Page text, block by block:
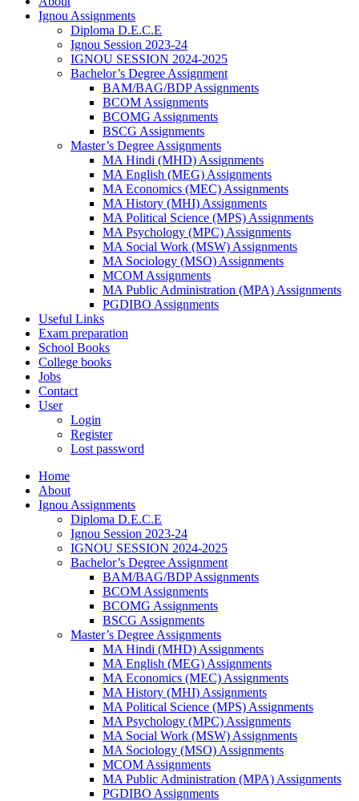
Ignou Assignments
Diploma D.E.C.E
Ignou Session 2023-24
IGNOU SESSION 2024-2025
Bachelor’s Degree Assignment
BAM/BAG/BDP Assignments
BCOM Assignments
BCOMG Assignments
BSCG Assignments
Master’s Degree Assignments
MA Hindi (MHD) Assignments
MA English (MEG) Assignments
MA Economics (MEC) Assignments
MA History (MHI) Assignments
MA Political Science (MPS) Assignments
MA Psychology (MPC) Assignments
MA Social Work (MSW) Assignments
MA Sociology (MSO) Assignments
MCOM Assignments
MA Public Administration (MPA) Assignments
PGDIBO Assignments
Useful Links
Exam preparation
School Books
College books
Jobs
Contact
User
Login
Register
Lost password
Home
About
Ignou Assignments
Diploma D.E.C.E
Ignou Session 2023-24
IGNOU SESSION 2024-2025
Bachelor’s Degree Assignment
BAM/BAG/BDP Assignments
BCOM Assignments
BCOMG Assignments
BSCG Assignments
Master’s Degree Assignments
MA Hindi (MHD) Assignments
MA English (MEG) Assignments
MA Economics (MEC) Assignments
MA History (MHI) Assignments
MA Political Science (MPS) Assignments
MA Psychology (MPC) Assignments
MA Social Work (MSW) Assignments
MA Sociology (MSO) Assignments
MCOM Assignments
MA Public Administration (MPA) Assignments
PGDIBO Assignments